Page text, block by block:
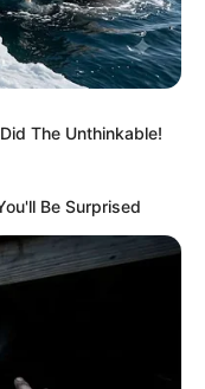
feltehetően
a
zajongás…
szánt, aki a
magáról, hogy
The Unthinkable!
Be Surprised